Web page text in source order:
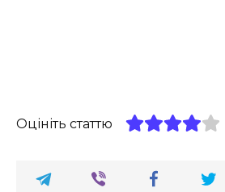
Оцініть статтю